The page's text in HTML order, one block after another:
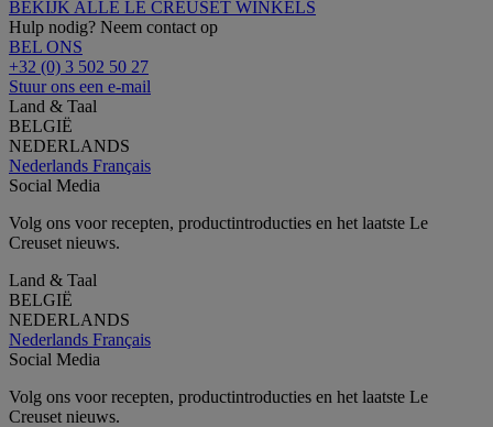
BEKIJK ALLE LE CREUSET WINKELS
Hulp nodig? Neem contact op
BEL ONS
+32 (0) 3 502 50 27
Stuur ons een e-mail
Land & Taal
BELGIË
NEDERLANDS
Nederlands Français
Social Media
Volg ons voor recepten, productintroducties en het laatste Le
Creuset nieuws.
Land & Taal
BELGIË
NEDERLANDS
Nederlands Français
Social Media
Volg ons voor recepten, productintroducties en het laatste Le
Creuset nieuws.